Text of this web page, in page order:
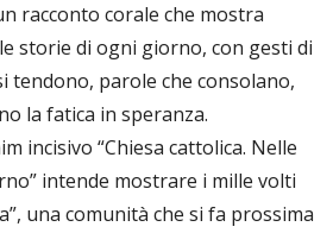
racconto corale che mostra
storie di ogni giorno, con gesti di
tendono, parole che consolano,
la fatica in speranza.
incisivo “Chiesa cattolica. Nelle
intende mostrare i mille volti
una comunità che si fa prossima